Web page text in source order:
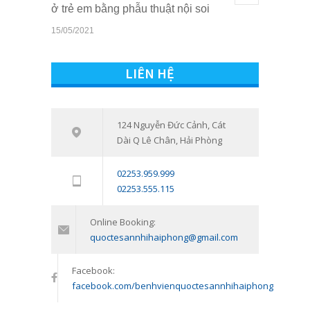
ở trẻ em bằng phẫu thuật nội soi
15/05/2021
BHYT tại Bệnh viện Quốc tế Sản
Nhi Hải Phòng
Tham vấn – Trị liệu tâm lý trẻ em và
trẻ vị thành niên: Đồng hành cùng
tâm lý
LIÊN HỆ
124 Nguyễn Đức Cảnh, Cát
Dài Q Lê Chân, Hải Phòng
02253.959.999
02253.555.115
Online Booking:
quoctesannhihaiphong@gmail.com
Facebook:
facebook.com/benhvienquoctesannhihaiphong